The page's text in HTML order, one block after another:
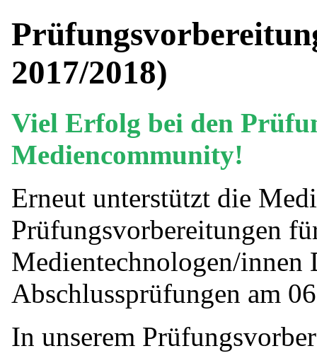
2017/2018)
Viel Erfolg bei den
Mediencommunity!
Erneut unterstützt die
Prüfungsvorbereitungen
Medientechnologen/
Abschlussprüfungen am
In unserem